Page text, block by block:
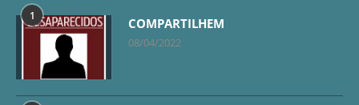
1 COMPARTILHEM
08/04/2022